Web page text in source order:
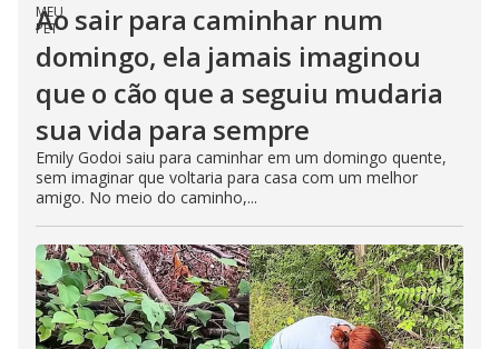
Ao sair para caminhar num
domingo, ela jamais imaginou
que o cão que a seguiu mudaria
sua vida para sempre
Emily Godoi saiu para caminhar em um domingo quente,
sem imaginar que voltaria para casa com um melhor
amigo. No meio do caminho,...